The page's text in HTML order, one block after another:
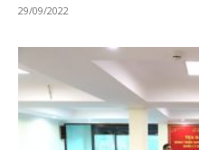
29/09/2022